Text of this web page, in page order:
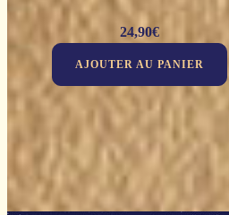
24,90€
AJOUTER AU PANIER